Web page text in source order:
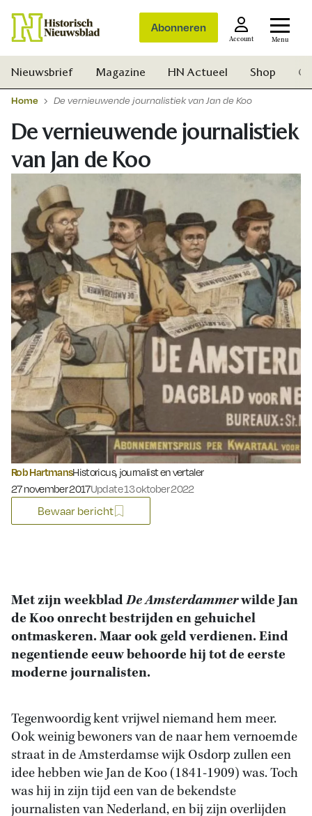
Abonneren
Account Menu
Zoek
Nieuwsbrief Magazine HN Actueel Shop
Home De vernieuwende journalistiek van Jan de Koo
De vernieuwende journalistiek
van Jan de Koo
Rob HartmansHistoricus, journalist en vertaler
Gepubliceerd op:
27 november 2017Update 13 oktober 2022
Bewaar bericht
Met zijn weekbladDe Amsterdammerwilde Jan
de Koo onrecht bestrijden en gehuichel
ontmaskeren. Maar ook geld verdienen. Eind
negentiende eeuw behoorde hij tot de eerste
moderne journalisten.
Tegenwoordig kent vrijwel niemand hem meer.
Ook weinig bewoners van de naar hem vernoemde
straat in de Amsterdamse wijk Osdorp zullen een
idee hebben wie Jan de Koo (1841-1909) was. Toch
was hij in zijn tijd een van de bekendste
journalisten van Nederland, en bij zijn overlijden